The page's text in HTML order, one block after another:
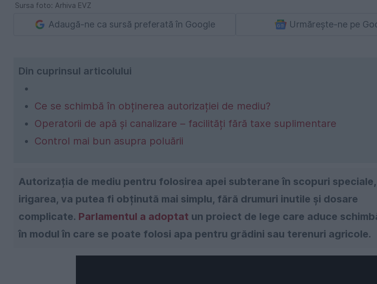
Sursa foto: Arhiva EVZ
Adaugă-ne ca sursă preferată în Google Urmărește-ne pe
Din cuprinsul articolului
Ce se schimbă în obținerea autorizației de mediu?
Operatorii de apă și canalizare – facilități fără taxe suplimentare
Control mai bun asupra poluării
Autorizația de mediu pentru folosirea apei subterane în scopuri
irigarea, va putea fi obținută mai simplu, fără drumuri inutile și dosare
complicate. Parlamentul a adoptat un proiect de lege care aduce
în modul în care se poate folosi apa pentru grădini sau terenuri agricole.